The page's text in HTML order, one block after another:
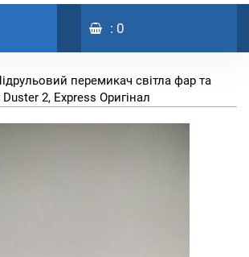
: 0
перемикач світла фар та
2, Express Оригінал